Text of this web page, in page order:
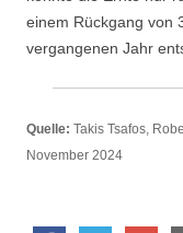
einem Rückgang von
vergangenen Jahr
Quelle: Takis Tsafos,
November 2024